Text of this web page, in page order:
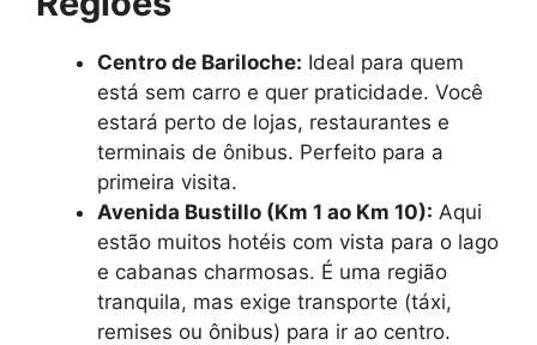
Centro de Bariloche: Ideal para quem
está sem carro e quer praticidade. Você
estará perto de lojas, restaurantes e
terminais de ônibus. Perfeito para a
primeira visita.
Avenida Bustillo (Km 1 ao Km 10): Aqui
estão muitos hotéis com vista para o lago
e cabanas charmosas. É uma região
tranquila, mas exige transporte (táxi,
remises ou ônibus) para ir ao centro.